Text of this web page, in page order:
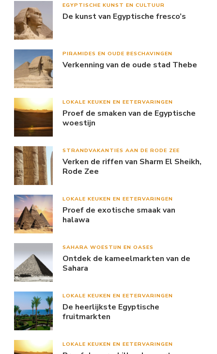
EGYPTISCHE KUNST EN CULTUUR
De kunst van Egyptische fresco’s
PIRAMIDES EN OUDE BESCHAVINGEN
Verkenning van de oude stad Thebe
LOKALE KEUKEN EN EETERVARINGEN
Proef de smaken van de Egyptische
woestijn
STRANDVAKANTIES AAN DE RODE ZEE
Verken de riffen van Sharm El Sheikh,
Rode Zee
LOKALE KEUKEN EN EETERVARINGEN
Proef de exotische smaak van
halawa
SAHARA WOESTIJN EN OASES
Ontdek de kameelmarkten van de
Sahara
LOKALE KEUKEN EN EETERVARINGEN
De heerlijkste Egyptische
fruitmarkten
LOKALE KEUKEN EN EETERVARINGEN